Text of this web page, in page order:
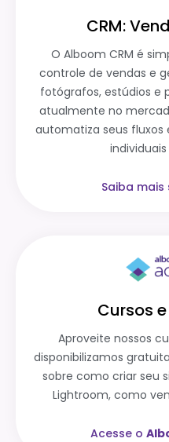
CRM:
O Alboom CRM é
controle de vendas e
fotógrafos, estúdios e
atualmente no
automatiza seus fluxos
Saiba mais
Cursos
Aproveite nossos
disponibilizamos
sobre como criar seu
Lightroom, como
Acesse o